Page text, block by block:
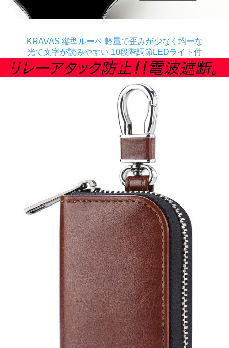
KRAVAS 縦型ルーペ 軽量で歪みが少なく均一な
光で文字が読みやすい 10段階調節LEDライト付